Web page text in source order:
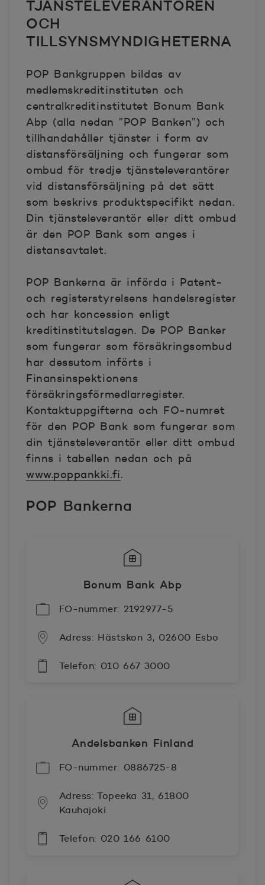
TJÄNSTELEVERANTÖREN
OCH
TILLSYNSMYNDIGHETERNA
POP Bankgruppen bildas av
medlemskreditinstituten och
centralkreditinstitutet Bonum Bank
Abp (alla nedan ”POP Banken”) och
tillhandahåller tjänster i form av
distansförsäljning och fungerar som
ombud för tredje tjänsteleverantörer
vid distansförsäljning på det sätt
som beskrivs produktspecifikt nedan.
Din tjänsteleverantör eller ditt ombud
är den POP Bank som anges i
distansavtalet.
POP Bankerna är införda i Patent-
och registerstyrelsens handelsregister
och har koncession enligt
kreditinstitutslagen. De POP Banker
som fungerar som försäkringsombud
har dessutom införts i
Finansinspektionens
försäkringsförmedlarregister.
Kontaktuppgifterna och FO-numret
för den POP Bank som fungerar som
din tjänsteleverantör eller ditt ombud
finns i tabellen nedan och på
www.poppankki.fi.
POP Bankerna
Bonum Bank Abp
FO-nummer: 2192977-5
Adress: Hästskon 3, 02600 Esbo
Telefon: 010 667 3000
Andelsbanken Finland
FO-nummer: 0886725-8
Adress: Topeeka 31, 61800
Kauhajoki
Telefon: 020 166 6100